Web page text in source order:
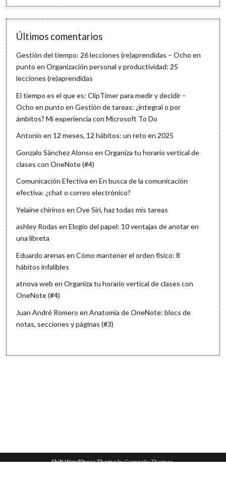
Últimos comentarios
Gestión del tiempo: 26 lecciones (re)aprendidas – Ocho en
punto enOrganización personal y productividad: 25
lecciones (re)aprendidas
El tiempo es el que es: ClipTimer para medir y decidir –
Ocho en punto enGestión de tareas: ¿integral o por
ámbitos? Mi experiencia con Microsoft To Do
Antonio en 12 meses, 12 hábitos: un reto en 2025
Gonzalo Sánchez Alonso enOrganiza tu horario vertical de
clases con OneNote (#4)
Comunicación Efectiva enEn busca de la comunicación
efectiva: ¿chat o correo electrónico?
Yelaine chirinos enOye Siri, haz todas mis tareas
ashley Rodas enElogio del papel: 10 ventajas de anotar en
una libreta
Eduardo arenas enCómo mantener el orden físico: 8
hábitos infalibles
atnova web enOrganiza tu horario vertical de clases con
OneNote (#4)
Juan André Romero enAnatomía de OneNote: blocs de
notas, secciones y páginas (#3)
Shift WordPress Themeby Compete Themes.